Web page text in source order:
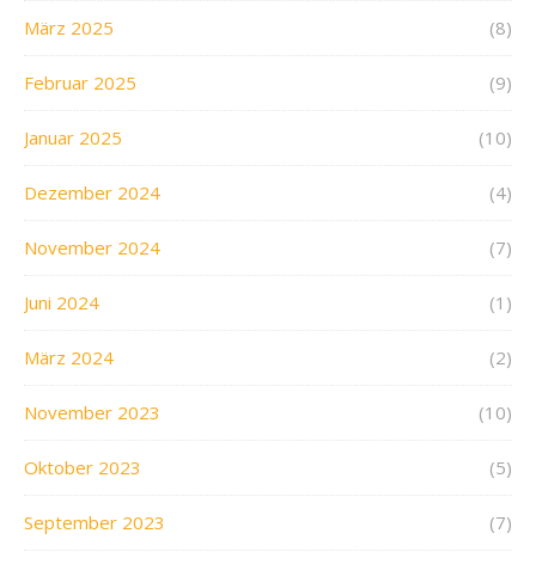
März 2025 (8)
Februar 2025 (9)
Januar 2025 (10)
Dezember 2024 (4)
November 2024 (7)
Juni 2024 (1)
März 2024 (2)
November 2023 (10)
Oktober 2023 (5)
September 2023 (7)